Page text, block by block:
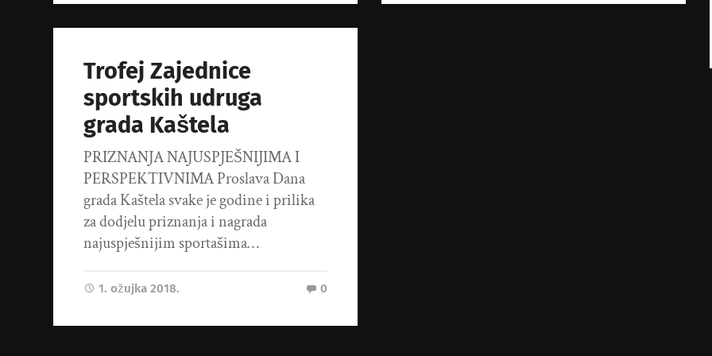
Trofej Zajednice
sportskih udruga
grada Kaštela
PRIZNANJA NAJUSPJEŠNIJIMA I
PERSPEKTIVNIMA Proslava Dana
grada Kaštela svake je godine i prilika
za dodjelu priznanja i nagrada
najuspješnijim sportašima…
1. ožujka 2018. 0